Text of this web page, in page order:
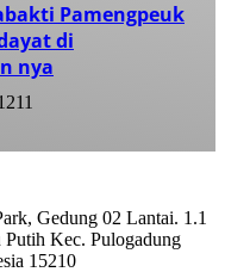
Pamengpeuk
di
nya
Gedung 02 Lantai. 1.1
Kec. Pulogadung
15210